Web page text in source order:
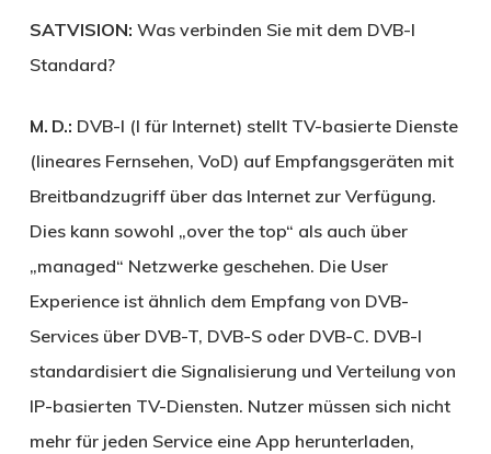
SATVISION: Was verbinden Sie mit dem DVB-I
Standard?
M. D.: DVB-I (I für Internet) stellt TV-basierte Dienste
(lineares Fernsehen, VoD) auf Empfangsgeräten mit
Breitbandzugriff über das Internet zur Verfügung.
Dies kann sowohl „over the top“ als auch über
„managed“ Netzwerke geschehen. Die User
Experience ist ähnlich dem Empfang von DVB-
Services über DVB-T, DVB-S oder DVB-C. DVB-I
standardisiert die Signalisierung und Verteilung von
IP-basierten TV-Diensten. Nutzer müssen sich nicht
mehr für jeden Service eine App herunterladen,